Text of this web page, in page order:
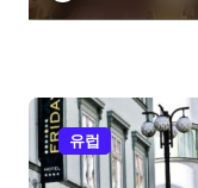
유럽